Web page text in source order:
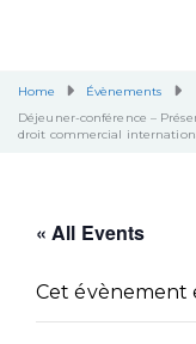
Home
Évènements
Déjeuner-conférence –
droit commercial
« All Events
Cet évènement